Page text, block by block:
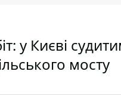
у Києві
мосту